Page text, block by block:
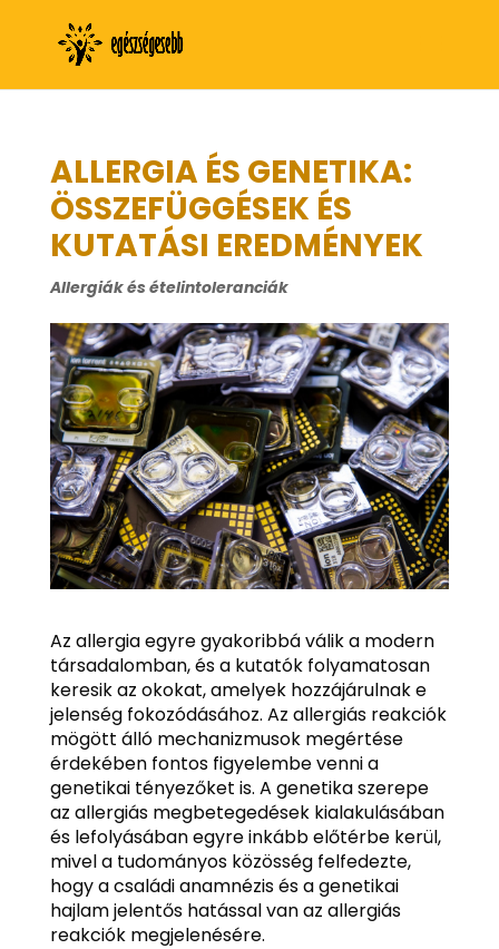
ALLERGIA ÉS GENETIKA:
ÖSSZEFÜGGÉSEK ÉS
KUTATÁSI EREDMÉNYEK
Allergiák és ételintoleranciák
Az allergia egyre gyakoribbá válik a modern
társadalomban, és a kutatók folyamatosan
keresik az okokat, amelyek hozzájárulnak e
jelenség fokozódásához. Az allergiás reakciók
mögött álló mechanizmusok megértése
érdekében fontos figyelembe venni a
genetikai tényezőket is. A genetika szerepe
az allergiás megbetegedések kialakulásában
és lefolyásában egyre inkább előtérbe kerül,
mivel a tudományos közösség felfedezte,
hogy a családi anamnézis és a genetikai
hajlam jelentős hatással van az allergiás
reakciók megjelenésére.